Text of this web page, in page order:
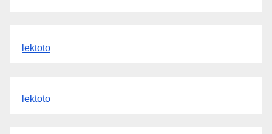
lektoto
lektoto